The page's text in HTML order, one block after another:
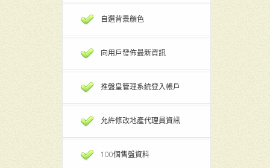
自選背景顏色
向用戶發佈最新資訊
推盤皇管理系統登入帳戶
允許修改地產代理員資訊
100個售盤資料